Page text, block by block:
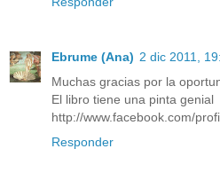
Ebrume (Ana) 2 dic 2011,
Muchas gracias por la
El libro tiene una pinta genial
http://www.facebook.com/
Responder